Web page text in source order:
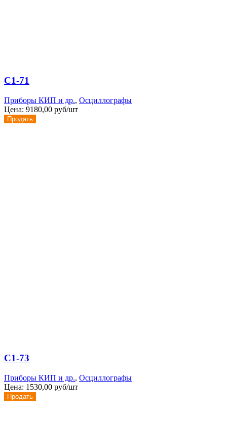
С1-71
Приборы КИП и др., Осциллографы
Цена: 9180,00 руб/шт
Продать
С1-73
Приборы КИП и др., Осциллографы
Цена: 1530,00 руб/шт
Продать